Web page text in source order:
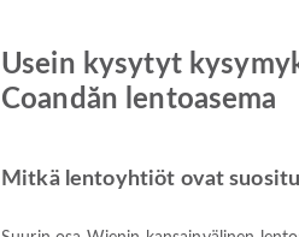
Usein kysytyt
Coandăn lentoasema
Mitkä lentoyhtiöt ovat